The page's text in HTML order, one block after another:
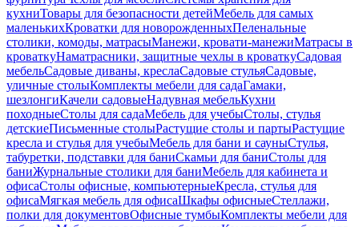
кухниТовары для безопасности детейМебель для самых
маленькихКроватки для новорожденныхПеленальные
столики, комоды, матрасыМанежи, кровати-манежиМатрасы в
кроваткуНаматрасники, защитные чехлы в кроваткуСадовая
мебельСадовые диваны, креслаСадовые стульяСадовые,
уличные столыКомплекты мебели для садаГамаки,
шезлонгиКачели садовыеНадувная мебельКухни
походныеСтолы для садаМебель для учебыСтолы, стулья
детскиеПисьменные столыРастущие столы и партыРастущие
кресла и стулья для учебыМебель для бани и сауныСтулья,
табуретки, подставки для баниСкамьи для баниСтолы для
баниЖурнальные столики для баниМебель для кабинета и
офисаСтолы офисные, компьютерныеКресла, стулья для
офисаМягкая мебель для офисаШкафы офисныеСтеллажи,
полки для документовОфисные тумбыКомплекты мебели для